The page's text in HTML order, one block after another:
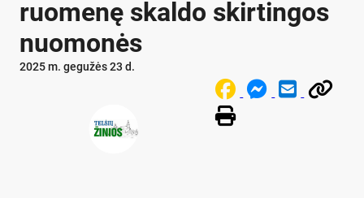
ruo­me­nę skal­do skir­tin­gos
nuo­mo­nės
2025 m. gegužės 23 d.